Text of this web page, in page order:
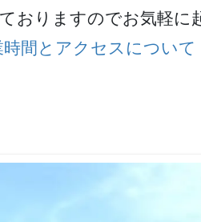
おりますのでお気軽に
間とアクセスについて